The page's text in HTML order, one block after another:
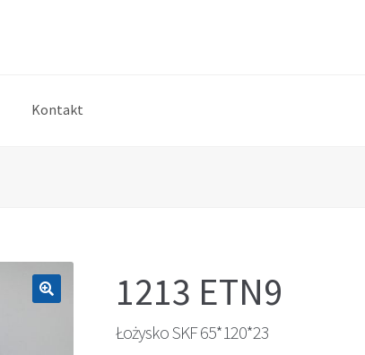
Kontakt
1213 ETN9
Łożysko SKF 65*120*23